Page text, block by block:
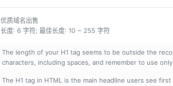
优质域名出售
长度: 6 字符; 最佳长度: 10 ~ 255 字符
The length of your H1 tag seems to be outside the
characters, including spaces, and remember to use
The H1 tag in HTML is the main headline users see